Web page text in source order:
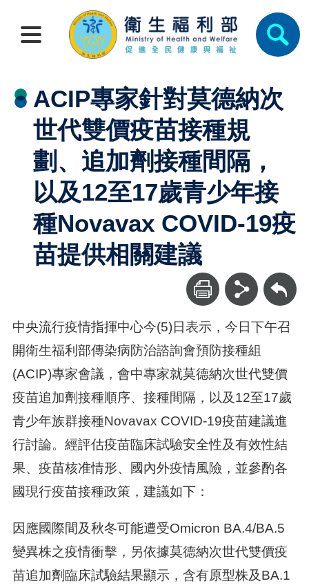
ACIP專家針對莫德納次
世代雙價疫苗接種規
劃、追加劑接種間隔，
以及12至17歲青少年接
種Novavax COVID-19疫
苗提供相關建議
回上一頁
中央流行疫情指揮中心今(5)日表示，今日下午召
開衛生福利部傳染病防治諮詢會預防接種組
(ACIP)專家會議，會中專家就莫德納次世代雙價
疫苗追加劑接種順序、接種間隔，以及12至17歲
青少年族群接種Novavax COVID-19疫苗建議進
行討論。經評估疫苗臨床試驗安全性及有效性結
果、疫苗核准情形、國內外疫情風險，並參酌各
國現行疫苗接種政策，建議如下：
因應國際間及秋冬可能遭受Omicron BA.4/BA.5
變異株之疫情衝擊，另依據莫德納次世代雙價疫
苗追加劑臨床試驗結果顯示，含有原型株及BA.1